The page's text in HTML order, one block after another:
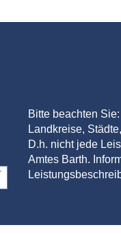
Bitte beachten
Landkreise,
D.h. nicht jede
Amtes Barth.